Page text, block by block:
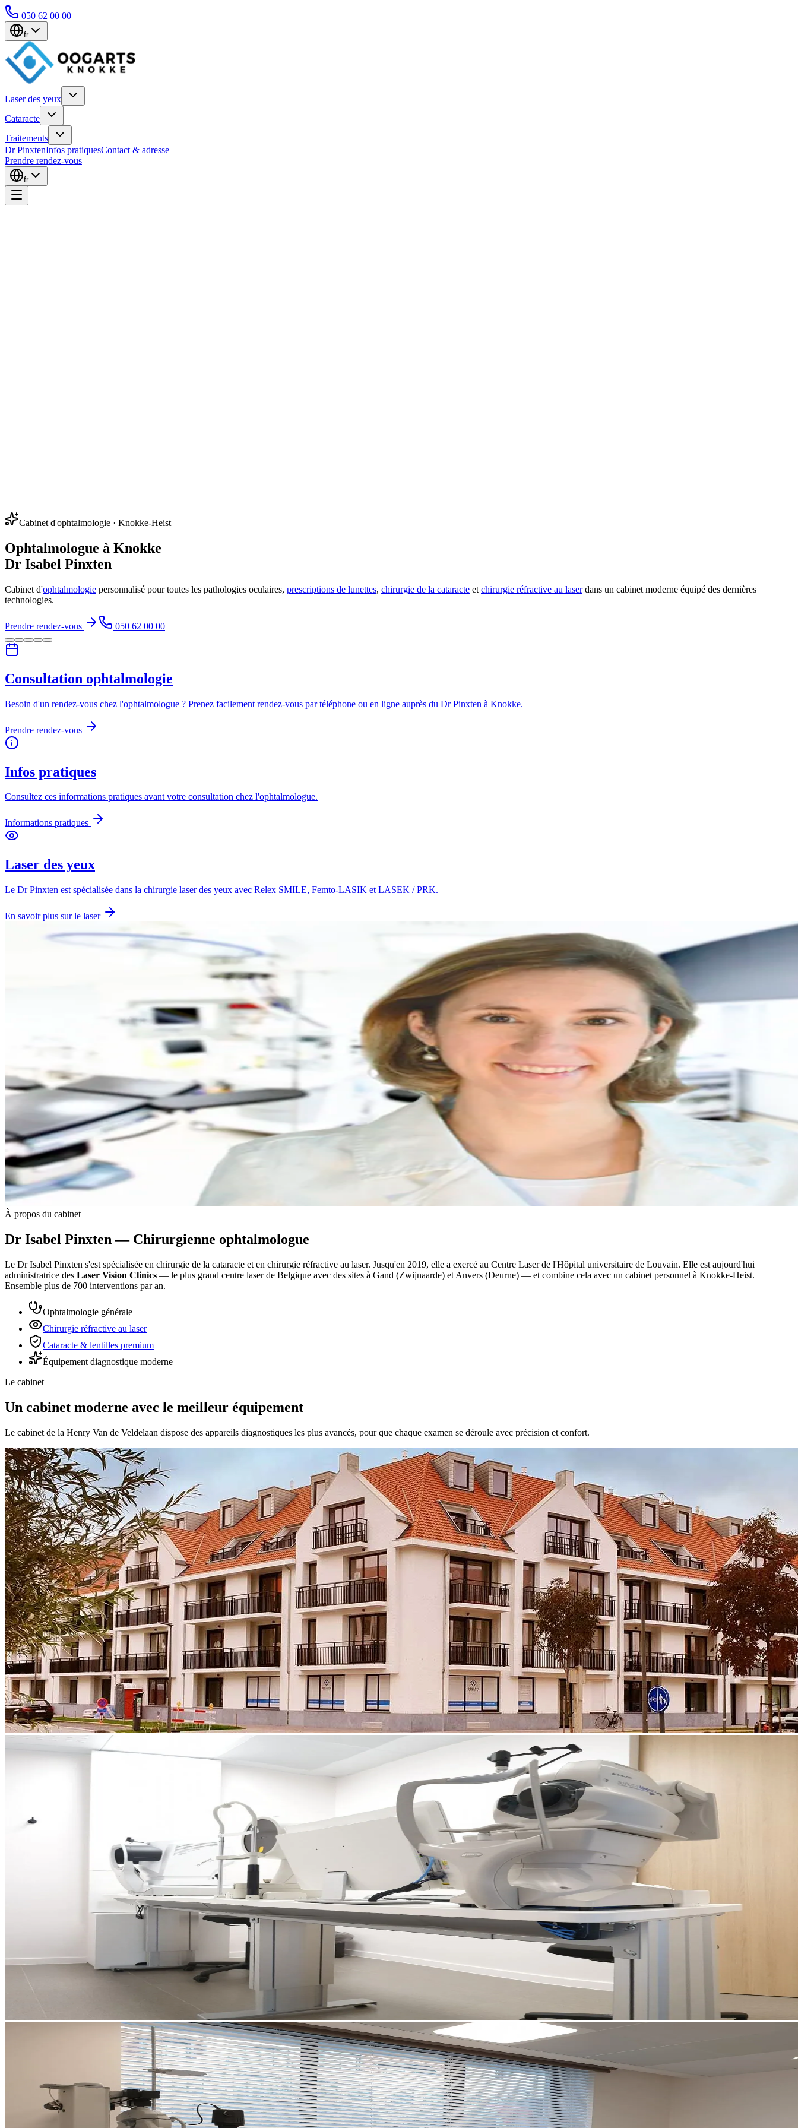
050 62 00 00
fr
Laser des yeux
Cataracte
Traitements
Dr PinxtenInfos pratiquesContact & adresse
Prendre rendez-vous
fr
Cabinet d'ophtalmologie · Knokke-Heist
Ophtalmologue à Knokke
Dr Isabel Pinxten
Cabinet d'ophtalmologie personnalisé pour toutes les pathologies oculaires, prescriptions de lunettes, chirurgie de la cataracte et chirurgie réfractive au laser dans un cabinet moderne équipé des dernières
technologies.
Prendre rendez-vous 050 62 00 00
Consultation ophtalmologie
Besoin d'un rendez-vous chez l'ophtalmologue ? Prenez facilement rendez-vous par téléphone ou en ligne auprès du Dr Pinxten à Knokke.
Prendre rendez-vous
Infos pratiques
Consultez ces informations pratiques avant votre consultation chez l'ophtalmologue.
Informations pratiques
Laser des yeux
Le Dr Pinxten est spécialisée dans la chirurgie laser des yeux avec Relex SMILE, Femto-LASIK et LASEK / PRK.
En savoir plus sur le laser
À propos du cabinet
Dr Isabel Pinxten — Chirurgienne ophtalmologue
Le Dr Isabel Pinxten s'est spécialisée en chirurgie de la cataracte et en chirurgie réfractive au laser. Jusqu'en 2019, elle a exercé au Centre Laser de l'Hôpital universitaire de Louvain. Elle est aujourd'hui
administratrice des Laser Vision Clinics — le plus grand centre laser de Belgique avec des sites à Gand (Zwijnaarde) et Anvers (Deurne) — et combine cela avec un cabinet personnel à Knokke-Heist.
Ensemble plus de 700 interventions par an.
Ophtalmologie générale
Chirurgie réfractive au laser
Cataracte & lentilles premium
Équipement diagnostique moderne
Le cabinet
Un cabinet moderne avec le meilleur équipement
Le cabinet de la Henry Van de Veldelaan dispose des appareils diagnostiques les plus avancés, pour que chaque examen se déroule avec précision et confort.